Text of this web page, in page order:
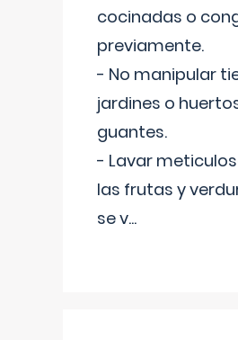
cocinadas o
previamente.
- No manipular
jardines o
guantes.
- Lavar
las frutas y
se v...